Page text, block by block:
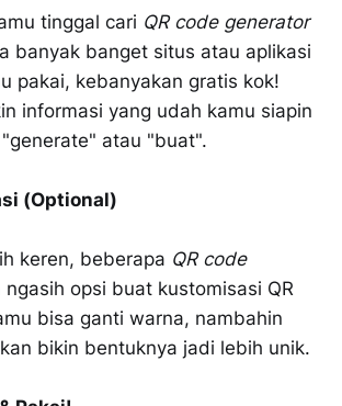
tinggal cari QR code generator
banyak banget situs atau aplikasi
pakai, kebanyakan gratis kok!
informasi yang udah kamu siapin
atau "buat".
(Optional)
keren, beberapa QR code
opsi buat kustomisasi QR
bisa ganti warna, nambahin
bikin bentuknya jadi lebih unik.